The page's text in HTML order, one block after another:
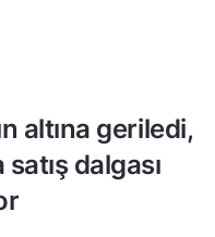
altına geriledi,
dalgası